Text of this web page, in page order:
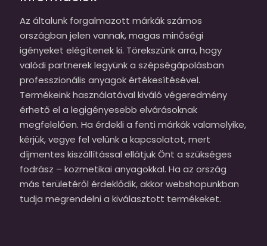
Az általunk forgalmazott márkák számos
országban jelen vannak, magas minőségi
igényeket elégítenek ki. Törekszünk arra, hogy
valódi partnerek legyünk a szépségápolásban
professzionális anyagok értékesítésével.
Termékeink használatával kiváló végeredmény
érhető el a legigényesebb elvárásoknak
megfelelően. Ha érdekli a fenti márkák valamelyike,
kérjük, vegye fel velünk a kapcsolatot, mert
díjmentes kiszállítással ellátjuk Önt a szükséges
fodrász – kozmetikai anyagokkal. Ha az ország
más területéről érdeklődik, akkor webshopunkban
tudja megrendelni a kiválasztott termékeket.